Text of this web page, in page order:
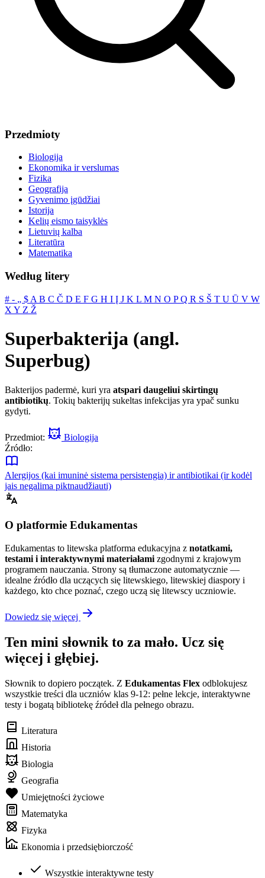
Przedmioty
Biologija
Ekonomika ir verslumas
Fizika
Geografija
Gyvenimo įgūdžiai
Istorija
Kelių eismo taisyklės
Lietuvių kalba
Literatūra
Matematika
Według litery
# ‐ „ $ A B C Č D E F G H I Į J K L M N O PQ R S Š T U Ū V W
X Y Z Ž
Superbakterija (angl.
Superbug)
Bakterijos padermė, kuri yra atspari daugeliui skirtingų
antibiotikų. Tokių bakterijų sukeltas infekcijas yra ypač sunku
gydyti.
Przedmiot:
Biologija
Źródło:
Alergijos (kai imuninė sistema persistengia) ir antibiotikai (ir kodėl
jais negalima piktnaudžiauti)
O platformie Edukamentas
Edukamentas to litewska platforma edukacyjna z notatkami,
testami i interaktywnymi materiałami zgodnymi z krajowym
programem nauczania. Strony są tłumaczone automatycznie —
idealne źródło dla uczących się litewskiego, litewskiej diaspory i
każdego, kto chce poznać, czego uczą się litewscy uczniowie.
Dowiedz się więcej
Ten mini słownik to za mało. Ucz się
więcej i głębiej.
Słownik to dopiero początek. Z Edukamentas Flex odblokujesz
wszystkie treści dla uczniów klas 9-12: pełne lekcje, interaktywne
testy i bogatą bibliotekę źródeł dla pełnego obrazu.
Literatura
Historia
Biologia
Geografia
Umiejętności życiowe
Matematyka
Fizyka
Ekonomia i przedsiębiorczość
Wszystkie interaktywne testy